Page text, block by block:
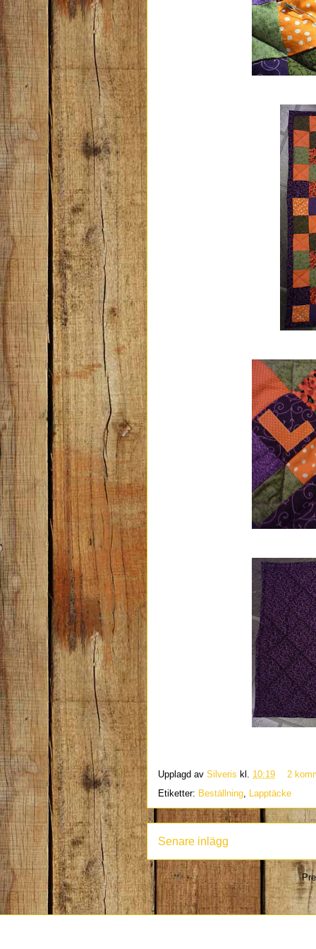
Upplagd av Silveris kl. 10:19
2
Etiketter: Beställning, Lapptäcke
Senare inlägg